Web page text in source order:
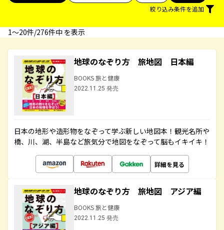
絞り込み条件を追加
1〜20件/276件中 を表示
地球のなぞり方 旅地図 日本編
BOOKS 旅と健康
2022.11.25 発売
日本の地形や造形物をなぞって学ぶ新しい地図本！観光名所や
橋、川、湖、半島など旅気分で地図をなぞって脳もイキイキ！
詳細を見る
地球のなぞり方 旅地図 アジア編
BOOKS 旅と健康
2022.11.25 発売